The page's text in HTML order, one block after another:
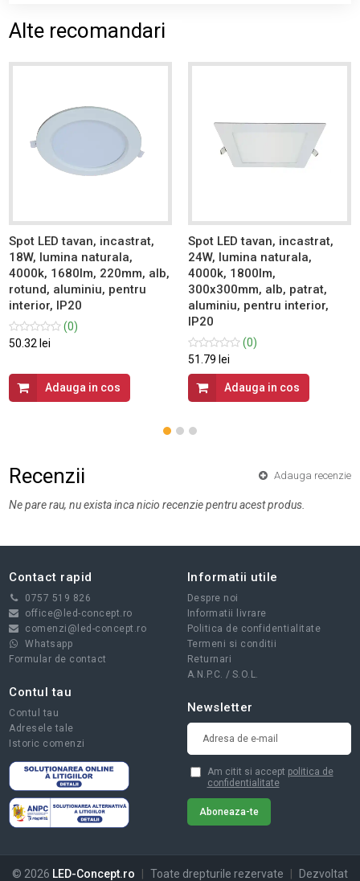
Alte recomandari
Spot LED tavan, incastrat,
18W, lumina naturala,
4000k, 1680lm, 220mm, alb,
rotund, aluminiu, pentru
interior, IP20
(0)
50.32 lei
Adauga in cos
Spot LED tavan, incastrat,
24W, lumina naturala,
4000k, 1800lm,
300x300mm, alb, patrat,
aluminiu, pentru interior,
IP20
(0)
51.79 lei
Adauga in cos
Recenzii Adauga recenzie
Ne pare rau, nu exista inca nicio recenzie pentru acest produs.
Contact rapid
0757 519 826
office@led-concept.ro
comenzi@led-concept.ro
Whatsapp
Formular de contact
Informatii utile
Despre noi
Informatii livrare
Politica de confidentialitate
Termeni si conditii
Returnari
A.N.P.C. / S.O.L.
Contul tau
Contul tau
Adresele tale
Istoric comenzi
Newsletter
Am citit si accept politica de
confidentialitate
© 2026 LED-Concept.ro | Toate drepturile rezervate |
Dezvoltat